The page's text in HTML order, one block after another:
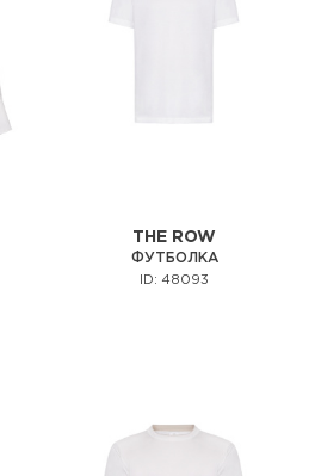
THE ROW
ФУТБОЛКА
ID: 48093